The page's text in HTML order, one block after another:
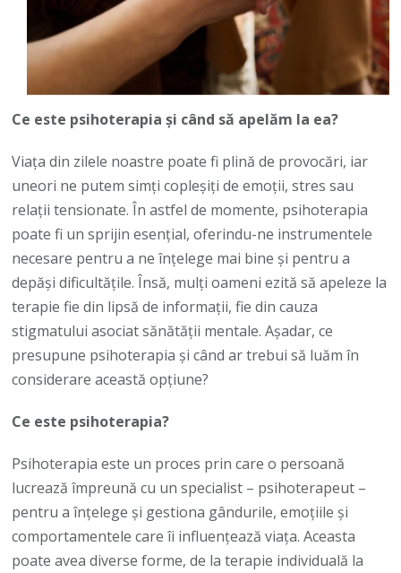
Ce este psihoterapia și când să apelăm la ea?
Viața din zilele noastre poate fi plină de provocări, iar
uneori ne putem simți copleșiți de emoții, stres sau
relații tensionate. În astfel de momente, psihoterapia
poate fi un sprijin esențial, oferindu-ne instrumentele
necesare pentru a ne înțelege mai bine și pentru a
depăși dificultățile. Însă, mulți oameni ezită să apeleze la
terapie fie din lipsă de informații, fie din cauza
stigmatului asociat sănătății mentale. Așadar, ce
presupune psihoterapia și când ar trebui să luăm în
considerare această opțiune?
Ce este psihoterapia?
Psihoterapia este un proces prin care o persoană
lucrează împreună cu un specialist – psihoterapeut –
pentru a înțelege și gestiona gândurile, emoțiile și
comportamentele care îi influențează viața. Aceasta
poate avea diverse forme, de la terapie individuală la